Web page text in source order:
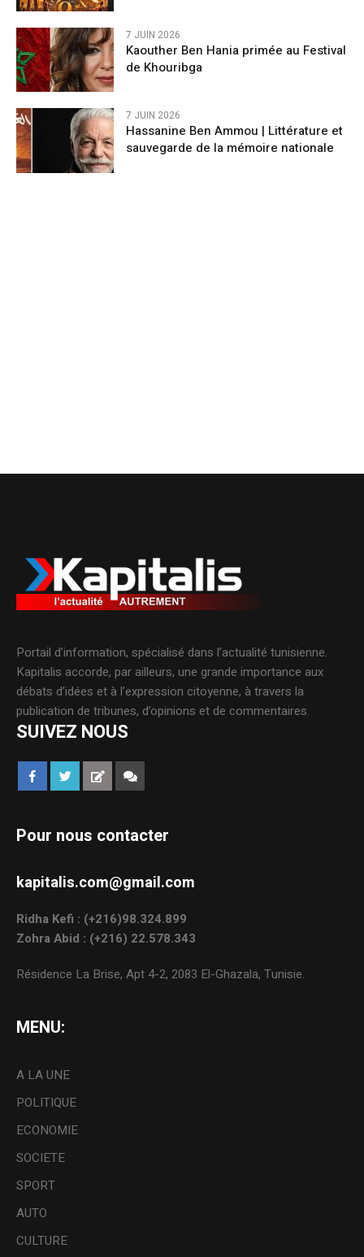
7 JUIN 2026
Kaouther Ben Hania primée au Festival
de Khouribga
7 JUIN 2026
Hassanine Ben Ammou | Littérature et
sauvegarde de la mémoire nationale
Portail d’information, spécialisé dans l’actualité tunisienne.
Kapitalis accorde, par ailleurs, une grande importance aux
débats d’idées et à l’expression citoyenne, à travers la
publication de tribunes, d’opinions et de commentaires.
SUIVEZ NOUS
Pour nous contacter
kapitalis.com@gmail.com
Ridha Kefi : (+216)98.324.899
Zohra Abid : (+216) 22.578.343
Résidence La Brise, Apt 4-2, 2083 El-Ghazala, Tunisie.
MENU:
A LA UNE
POLITIQUE
ECONOMIE
SOCIETE
SPORT
AUTO
CULTURE